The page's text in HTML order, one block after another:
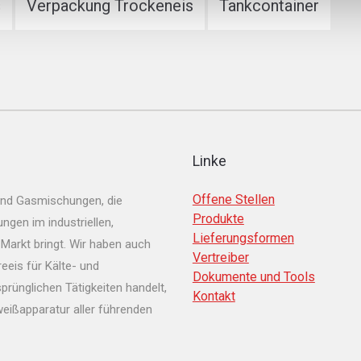
Verpackung Trockeneis Tankcontainer
Gasmischungen, die
im industriellen,
bringt. Wir haben auch
für Kälte- und
Tätigkeiten handelt,
aller führenden
Linke
Offene Stellen
Produkte
Lieferungsformen
Vertreiber
Dokumente und Tools
Kontakt